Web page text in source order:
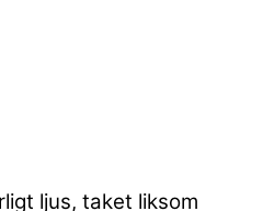
ljus, taket liksom